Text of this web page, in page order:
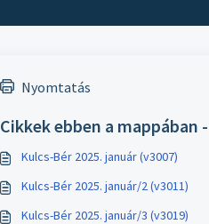
Nyomtatás
Cikkek ebben a mappában -
Kulcs-Bér 2025. január (v3007)
Kulcs-Bér 2025. január/2 (v3011)
Kulcs-Bér 2025. január/3 (v3019)